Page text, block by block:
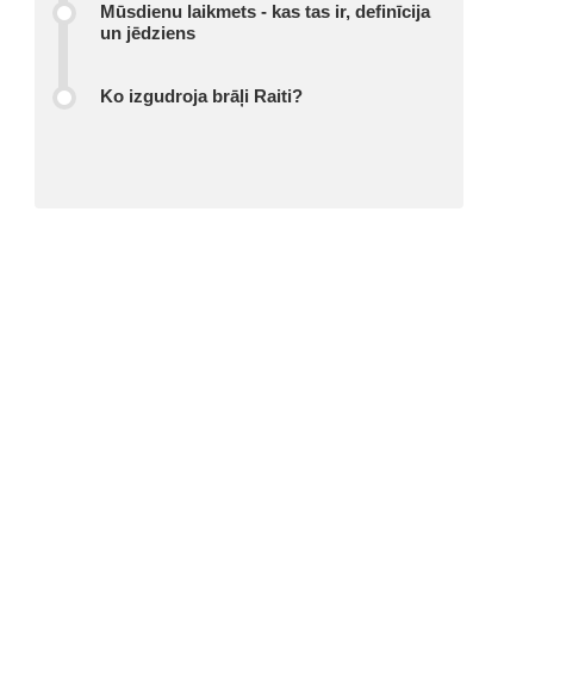
Mūsdienu laikmets - kas tas ir, definīcija
un jēdziens
Ko izgudroja brāļi Raiti?